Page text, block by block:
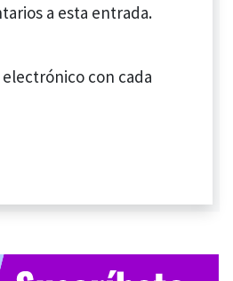
a esta entrada.
con cada